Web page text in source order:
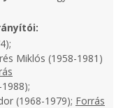
Miklós (1958-1981)
(1968-1979); Forrás